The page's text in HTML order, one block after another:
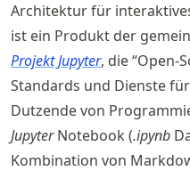
Architektur für
ist ein Produkt der
Projekt Jupyter, die “Open-
Standards und Dienste
Dutzende von
JupyterNotebook (.ipynb
Kombination von